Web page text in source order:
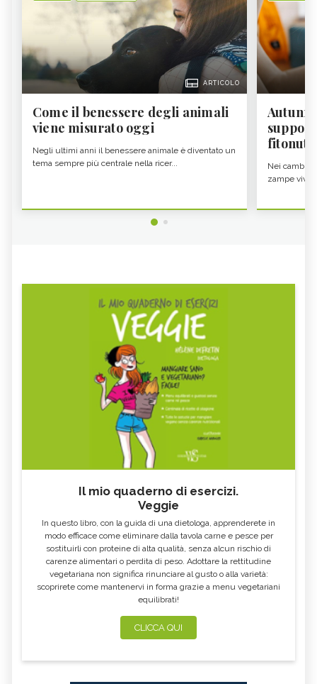
ARTICOLO
Come il benessere degli animali
viene misurato oggi
Negli ultimi anni il benessere animale è diventato un
tema sempre più centrale nella ricer...
Nei cambi
zampe
Il mio quaderno di esercizi.
Veggie
In questo libro, con la guida di una dietologa, apprenderete in
modo efficace come eliminare dalla tavola carne e pesce per
sostituirli con proteine di alta qualità, senza alcun rischio di
carenze alimentari o perdita di peso. Adottare la rettitudine
vegetariana non significa rinunciare al gusto o alla varietà:
scoprirete come mantenervi in forma grazie a menu vegetariani
equilibrati!
CLICCA QUI